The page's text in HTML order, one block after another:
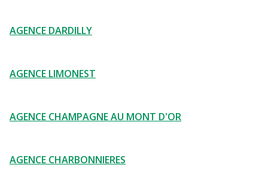
AGENCE DARDILLY
AGENCE LIMONEST
AGENCE CHAMPAGNE AU MONT D'OR
AGENCE CHARBONNIERES